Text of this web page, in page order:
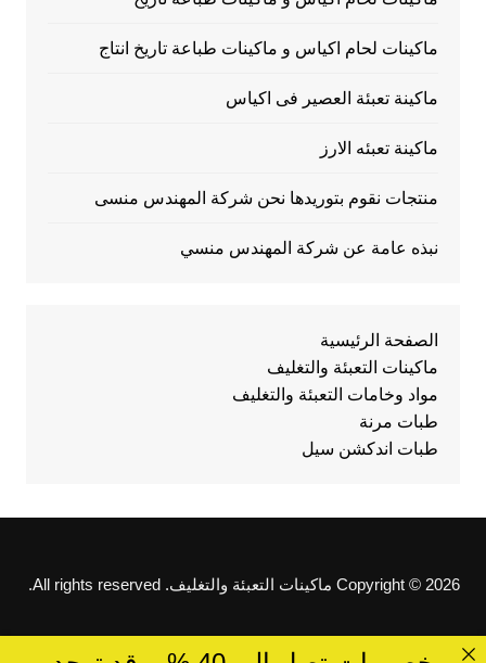
ماكينات لحام اكياس و ماكينات طباعة تاريخ انتاج
ماكينة تعبئة العصير فى اكياس
ماكينة تعبئه الارز
منتجات نقوم بتوريدها نحن شركة المهندس منسى
نبذه عامة عن شركة المهندس منسي
الصفحة الرئيسية
ماكينات التعبئة والتغليف
مواد وخامات التعبئة والتغليف
طبات مرنة
طبات اندكشن سيل
Copyright © 2026 ماكينات التعبئة والتغليف. All rights reserved.